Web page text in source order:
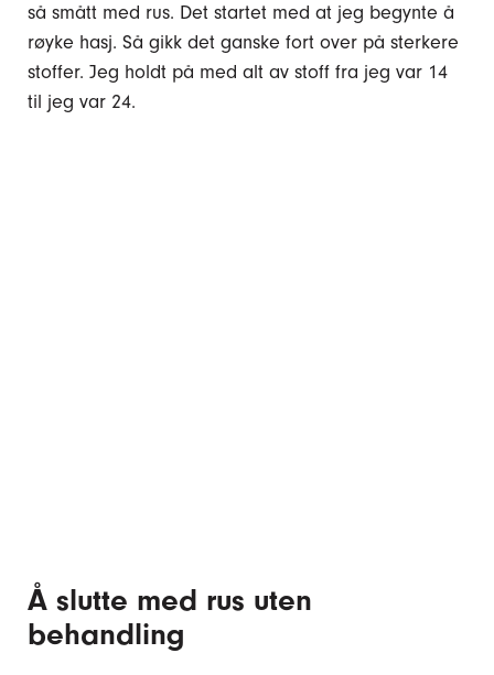
så smått med rus. Det startet med at jeg begynte å
røyke hasj. Så gikk det ganske fort over på sterkere
stoffer. Jeg holdt på med alt av stoff fra jeg var 14
til jeg var 24.
Å slutte med rus uten
behandling